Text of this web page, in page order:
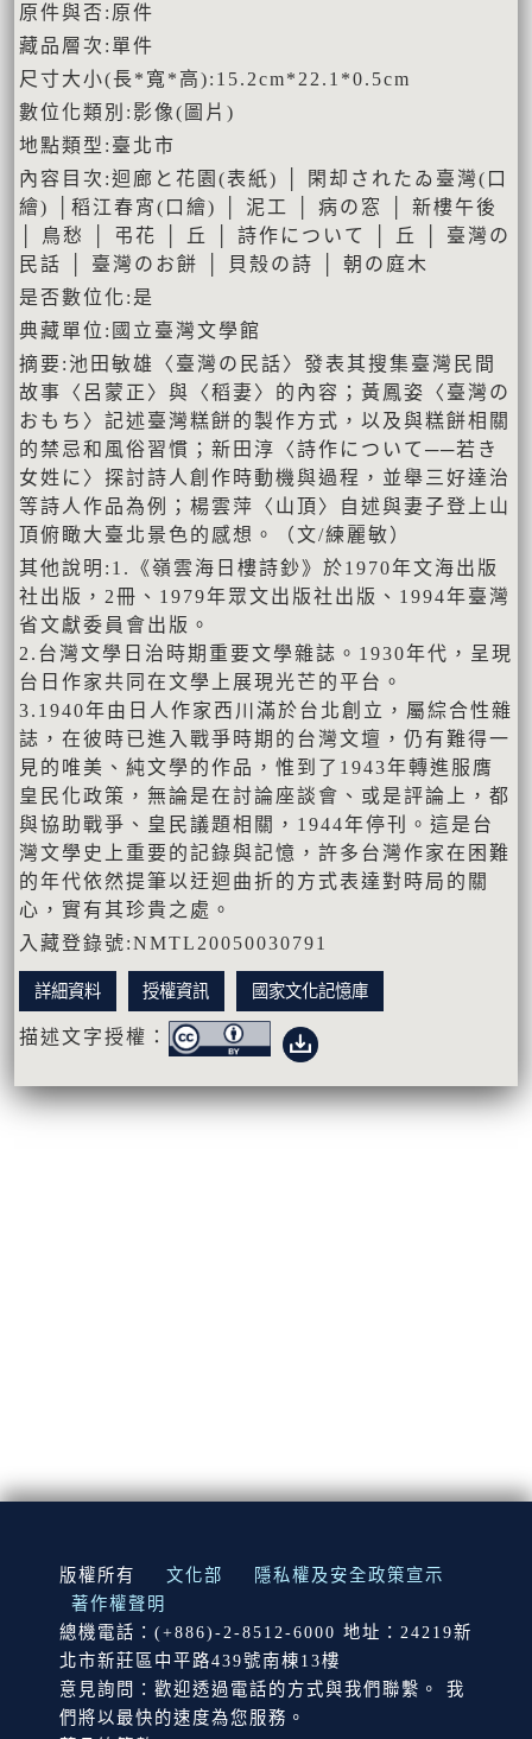
原件與否:原件
藏品層次:單件
尺寸大小(長*寬*高):15.2cm*22.1*0.5cm
數位化類別:影像(圖片)
地點類型:臺北市
內容目次:迴廊と花園(表紙) │ 閑却されたゐ臺灣(口
繪) │稻江春宵(口繪) │ 泥工 │ 病の窓 │ 新樓午後
│ 鳥愁 │ 弔花 │ 丘 │ 詩作について │ 丘 │ 臺灣の
民話 │ 臺灣のお餅 │ 貝殼の詩 │ 朝の庭木
是否數位化:是
典藏單位:國立臺灣文學館
摘要:池田敏雄〈臺灣の民話〉發表其搜集臺灣民間
故事〈呂蒙正〉與〈稻妻〉的內容；黃鳳姿〈臺灣の
おもち〉記述臺灣糕餅的製作方式，以及與糕餅相關
的禁忌和風俗習慣；新田淳〈詩作について──若き
女姓に〉探討詩人創作時動機與過程，並舉三好達治
等詩人作品為例；楊雲萍〈山頂〉自述與妻子登上山
頂俯瞰大臺北景色的感想。（文/練麗敏）
其他說明:1.《嶺雲海日樓詩鈔》於1970年文海出版
社出版，2冊、1979年眾文出版社出版、1994年臺灣
省文獻委員會出版。
2.台灣文學日治時期重要文學雜誌。1930年代，呈現
台日作家共同在文學上展現光芒的平台。
3.1940年由日人作家西川滿於台北創立，屬綜合性雜
誌，在彼時已進入戰爭時期的台灣文壇，仍有難得一
見的唯美、純文學的作品，惟到了1943年轉進服膺
皇民化政策，無論是在討論座談會、或是評論上，都
與協助戰爭、皇民議題相關，1944年停刊。這是台
灣文學史上重要的記錄與記憶，許多台灣作家在困難
的年代依然提筆以迂迴曲折的方式表達對時局的關
心，實有其珍貴之處。
入藏登錄號:NMTL20050030791
詳細資料 授權資訊 國家文化記憶庫
描述文字授權：
:::
版權所有 文化部
隱私權及安全政策宣示
著作權聲明
總機電話：(+886)-2-8512-6000 地址：24219新
北市新莊區中平路439號南棟13樓
意見詢問：歡迎透過電話的方式與我們聯繫。 我
們將以最快的速度為您服務。